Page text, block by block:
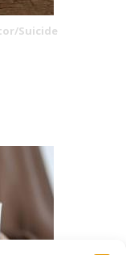
Suicide